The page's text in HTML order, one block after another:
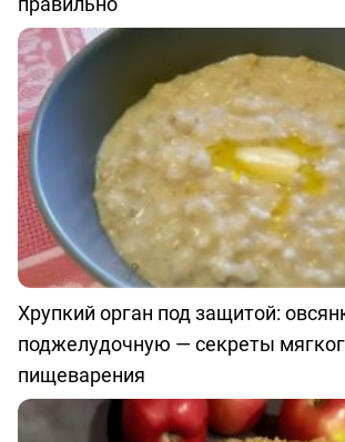
Хрупкий орган под защитой:
поджелудочную — секреты
пищеварения